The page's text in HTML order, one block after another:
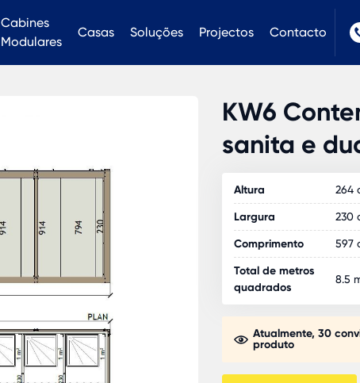
Cabines
Modulares
Casas Soluções Projectos Contacto
KW6
sanita e
Altura 264
Largura 230
Comprimento 597
Total de metros
quadrados
8.5
Atualmente, 30
produto